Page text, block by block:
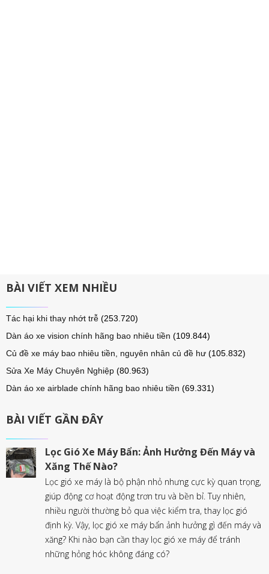
BÀI VIẾT XEM NHIỀU
Tác hại khi thay nhớt trễ (253.720)
Dàn áo xe vision chính hãng bao nhiêu tiền (109.844)
Củ đề xe máy bao nhiêu tiền, nguyên nhân củ đề hư (105.832)
Sửa Xe Máy Chuyên Nghiệp (80.963)
Dàn áo xe airblade chính hãng bao nhiêu tiền (69.331)
BÀI VIẾT GẦN ĐÂY
Lọc Gió Xe Máy Bẩn: Ảnh Hưởng Đến Máy và
Xăng Thế Nào?
Lọc gió xe máy là bộ phận nhỏ nhưng cực kỳ quan trọng,
giúp động cơ hoạt động trơn tru và bền bỉ. Tuy nhiên,
nhiều người thường bỏ qua việc kiểm tra, thay lọc gió
định kỳ. Vậy, lọc gió xe máy bẩn ảnh hưởng gì đến máy và
xăng? Khi nào bạn cần thay lọc gió xe máy để tránh
những hỏng hóc không đáng có?